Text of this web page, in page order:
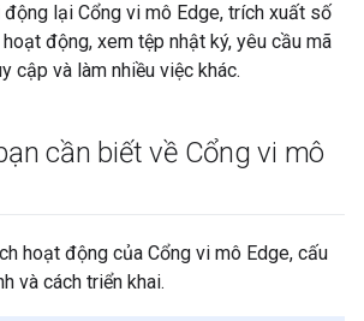
lại Cổng vi mô Edge, trích xuất số
động, xem tệp nhật ký, yêu cầu mã
cập và làm nhiều việc khác.
cần biết về Cổng vi mô
hoạt động của Cổng vi mô Edge, cấu
và cách triển khai.